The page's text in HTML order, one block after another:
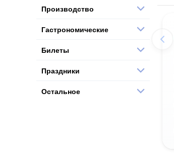
Производство
Гастрономические
Билеты
Праздники
Остальное